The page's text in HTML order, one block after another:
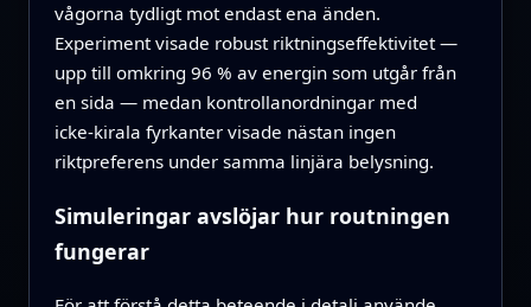
vågorna tydligt mot endast ena änden.
Experiment visade robust riktningseffektivitet —
upp till omkring 96 % av energin som utgår från
en sida — medan kontrollanordningar med
icke‑kirala fyrkanter visade nästan ingen
riktpreferens under samma linjära belysning.
Simuleringar avslöjar hur routningen
fungerar